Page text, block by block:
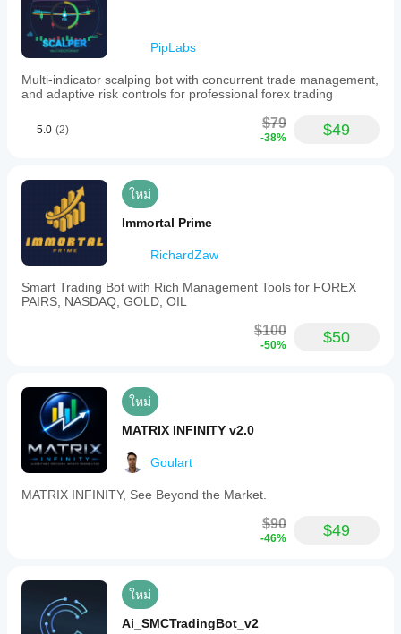
information
on
trading
strategies,
risk
management
or
compatible
bot’s
features,
trade
frequency,
and
analysis
methods
are
not
การบน
เครื่อง
ผ่านไป มุ่ง
เน้นไปที่
ความ
สม่ำเสมอ
ขาดทุน
สูงสุด
พฤติกรรม
ตลาดที่
แตกต่าง
กัน ทำ
Backtest
cBot ของ
คุณบน
ตลาดใน
อดีตใน
และสภาวะ
ตลาดของ
คุณสามารถ
ปรับปรุง
ประสิทธิภาพ
ได้อย่างมาก
รันหรือไม่?
คุณสามารถ
เริ่ม cBot ด้วย
เริ่มต้นหรือใช้
ไฟล์การเพิ่ม
ให้มา
cBot จะ
ประสิทธิภาพ
เดียวกันใน
ไม่?
กันไปขึ้นอยู่
กับเงื่อนไข
ของ
โบรกเกอร์ ส
เปรด และ
คุณภาพการ
ดำเนินการ
การทดสอบ
ว่ามันทำงาน
อย่างไรใน
การใช้งาน
จริง
PipLabs
Multi-indicator scalping bot with concurrent trade management,
and adaptive risk controls for professional forex trading
5.0 (2) $79
-38% $49
ใหม่
Immortal Prime
RichardZaw
Smart Trading Bot with Rich Management Tools for FOREX
PAIRS, NASDAQ, GOLD, OIL
$100
-50% $50
ใหม่
MATRIX INFINITY v2.0
Goulart
MATRIX INFINITY, See Beyond the Market.
$90
-46% $49
ใหม่
Ai_SMCTradingBot_v2